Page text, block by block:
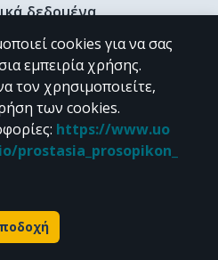
δεδομένα
& Γκρίζα βιβλιογραφία
Ερευνητή
CC BY-NC 4.0
το υλικό της "Περγάμου" διατίθεται
by
cookies για να σας
εμπειρία χρήσης.
τον χρησιμοποιείτε,
των cookies.
: https://www.uo
prostasia_prosopikon_